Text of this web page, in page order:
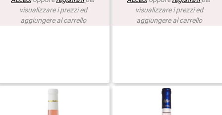
visualizzare i prezzi ed
aggiungere al carrello
visualizzare i prezzi ed
aggiungere al carrello